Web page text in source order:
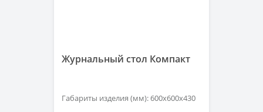
Журнальный стол Компакт
Габариты изделия (мм): 600х600х430